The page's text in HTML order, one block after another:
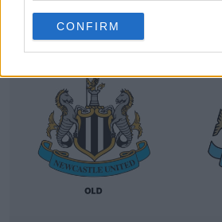
CONFIRM
24 47 0 78.9K 3h